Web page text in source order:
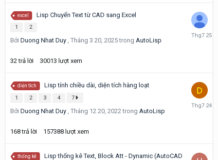
excel Lisp Chuyển Text từ CAD sang Excel
1 2
Bởi Duong Nhat Duy , Tháng 3 20, 2025trong AutoLisp
32 trả lời 30013 lượt xem
Tháng
diện tích Lisp tính chiều dài, diện tích hàng loạt
1 2 3 4 7
Bởi Duong Nhat Duy , Tháng 12 20, 2022trong AutoLisp
168 trả lời 157388 lượt xem
Tháng
thống kê
Lisp thống kê Text, Block Att - Dynamic (AutoCAD